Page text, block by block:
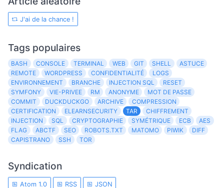
J'ai de la chance !
Tags populaires
BASH CONSOLE TERMINAL WEB GIT SHELL
ASTUCE
REMOTE
WORDPRESS CONFIDENTIALITÉ
LOGS
ENVIRONNEMENT
BRANCHE INJECTION SQL
RESET
SYMFONY
VIE-PRIVEE RM ANONYME
MOT DE PASSE
COMMIT
DUCKDUCKGO ARCHIVE
COMPRESSION
CERTIFICATION
ELEARNSECURITY TAR
CHIFFREMENT
INJECTION
SQL CRYPTOGRAPHIE SYMÉTRIQUE ECB
AES
FLAG
ABCTF SEO ROBOTS.TXT MATOMO PIWIK
DIFF
CAPISTRANO
SSH TOR
Syndication
Atom 1.0 RSS JSON